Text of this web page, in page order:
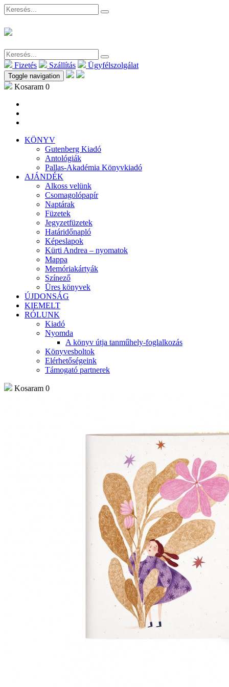
Fizetés Szállítás Ügyfélszolgálat
Toggle navigation
Kosaram 0
KÖNYV
Gutenberg Kiadó
Antológiák
Pallas-Akadémia Könyvkiadó
AJÁNDÉK
Alkoss velünk
Csomagolópapír
Naptárak
Füzetek
Jegyzetfüzetek
Határidőnapló
Képeslapok
Kürti Andrea – nyomatok
Mappa
Memóriakártyák
Színező
Üres könyvek
ÚJDONSÁG
KIEMELT
RÓLUNK
Kiadó
Nyomda
A könyv útja tanműhely-foglalkozás
Könyvesboltok
Elérhetőségeink
Támogató partnerek
Kosaram 0